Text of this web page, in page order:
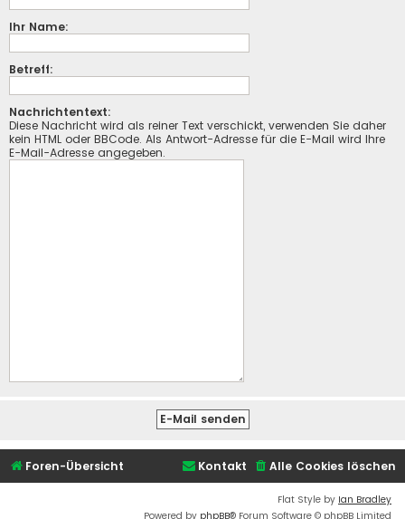
Ihr Name:
Betreff:
Nachrichtentext:
Diese Nachricht wird als reiner Text verschickt, verwenden Sie daher
kein HTML oder BBCode. Als Antwort-Adresse für die E-Mail wird Ihre
E-Mail-Adresse angegeben.
Foren-Übersicht Alle Cookies löschen
Kontakt
Flat Style by Ian Bradley
Powered by phpBB® Forum Software © phpBB Limited